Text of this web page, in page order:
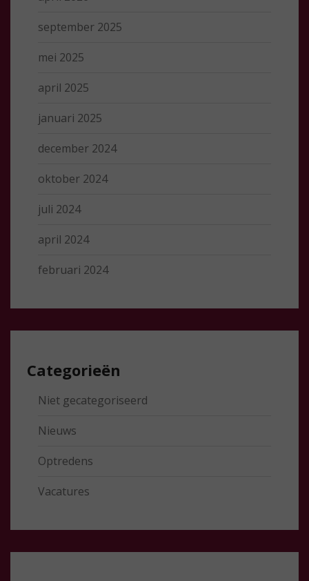
september 2025
mei 2025
april 2025
januari 2025
december 2024
oktober 2024
juli 2024
april 2024
februari 2024
Categorieën
Niet gecategoriseerd
Nieuws
Optredens
Vacatures